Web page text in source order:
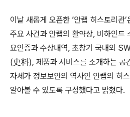
이날 새롭게 오픈한 ‘안랩 히스토리관’
주요 사건과 안랩의 활약상, 비하인드
요인증과 수상내역, 초창기 국내외
(史料), 제품과 서비스를 소개하는 공
자체가 정보보안의 역사인 안랩의 히
알아볼 수 있도록 구성했다고 밝혔다.